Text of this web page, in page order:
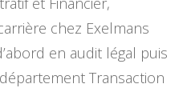
chez Exelmans
en audit légal puis
Transaction